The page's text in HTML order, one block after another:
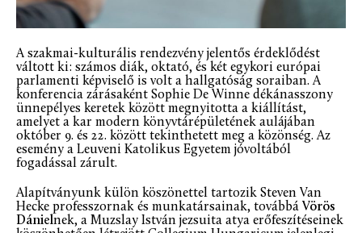
A szakmai-kulturális rendezvény jelentős érdeklődést
váltott ki: számos diák, oktató, és két egykori európai
parlamenti képviselő is volt a hallgatóság soraiban. A
konferencia zárásaként Sophie De Winne dékánasszony
ünnepélyes keretek között megnyitotta a kiállítást,
amelyet a kar modern könyvtárépületének aulájában
október 9. és 22. között tekinthetett meg a közönség. Az
esemény a Leuveni Katolikus Egyetem jóvoltából
fogadással zárult.
Alapítványunk külön köszönettel tartozik Steven Van
Hecke professzornak és munkatársainak, továbbá Vörös
Dánielnek, a Muzslay István jezsuita atya erőfeszítéseinek